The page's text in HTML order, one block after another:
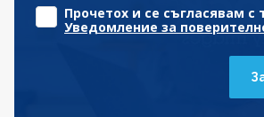
Прочетох и се съгласявам с
Уведомление за